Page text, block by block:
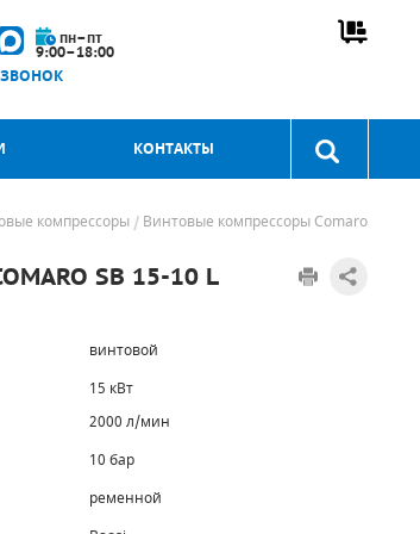
пн–пт
9:00–18:00
ЗВОНОК
КОНТАКТЫ
компрессоры Винтовые компрессоры Comaro
SB 15-10 L
винтовой
15 кВт
2000 л/мин
10 бар
ременной